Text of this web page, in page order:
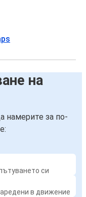
на
намерите за по-
си
в движение